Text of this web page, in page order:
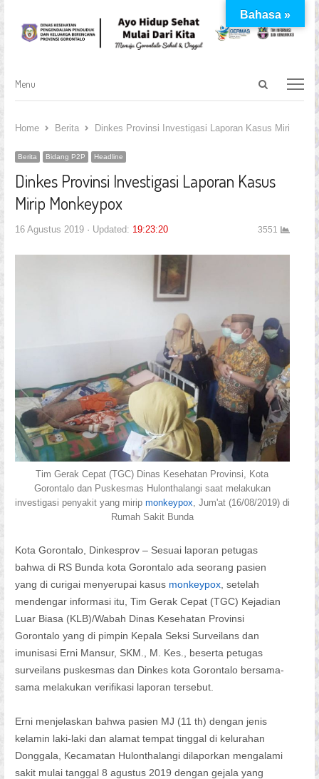
Open
Menu
Menu
Home Berita Dinkes Provinsi Investigasi Laporan Kasus Mirip
Berita Bidang P2P Headline
Dinkes Provinsi Investigasi Laporan Kasus
Mirip Monkeypox
16 Agustus 2019 Updated: 19:23:20 3551
Tim Gerak Cepat (TGC) Dinas Kesehatan Provinsi, Kota
Gorontalo dan Puskesmas Hulonthalangi saat melakukan
investigasi penyakit yang mirip monkeypox , Jum'at (16/08/2019) di
Rumah Sakit Bunda
Kota Gorontalo, Dinkesprov – Sesuai laporan petugas
bahwa di RS Bunda kota Gorontalo ada seorang pasien
yang di curigai menyerupai kasus monkeypox, setelah
mendengar informasi itu, Tim Gerak Cepat (TGC) Kejadian
Luar Biasa (KLB)/Wabah Dinas Kesehatan Provinsi
Gorontalo yang di pimpin Kepala Seksi Surveilans dan
imunisasi Erni Mansur, SKM., M. Kes., beserta petugas
surveilans puskesmas dan Dinkes kota Gorontalo bersama-
sama melakukan verifikasi laporan tersebut.
Erni menjelaskan bahwa pasien MJ (11 th) dengan jenis
kelamin laki-laki dan alamat tempat tinggal di kelurahan
Donggala, Kecamatan Hulonthalangi dilaporkan mengalami
sakit mulai tanggal 8 agustus 2019 dengan gejala yang
Bahasa »